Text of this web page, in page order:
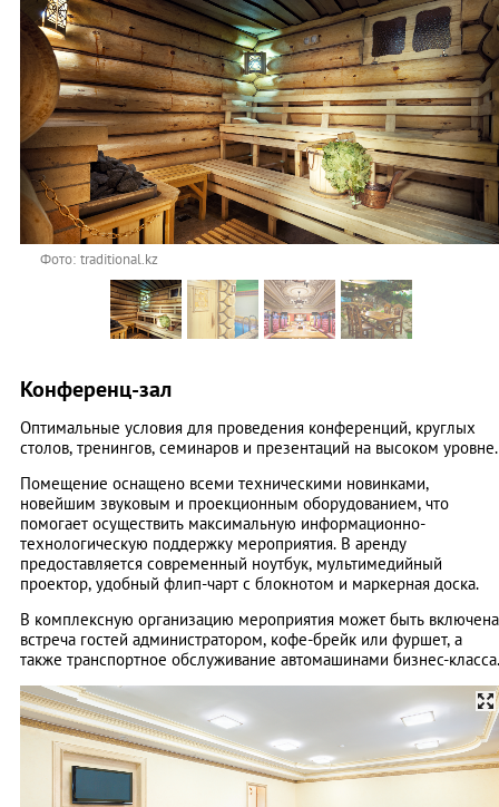
Фото: traditional.kz
Конференц-зал
Оптимальные условия для проведения конференций, круглых
столов, тренингов, семинаров и презентаций на высоком уровне.
Помещение оснащено всеми техническими новинками,
новейшим звуковым и проекционным оборудованием, что
помогает осуществить максимальную информационно-
технологическую поддержку мероприятия. В аренду
предоставляется современный ноутбук, мультимедийный
проектор, удобный флип-чарт с блокнотом и маркерная доска.
В комплексную организацию мероприятия может быть включена
встреча гостей администратором, кофе-брейк или фуршет, а
также транспортное обслуживание автомашинами бизнес-класса.